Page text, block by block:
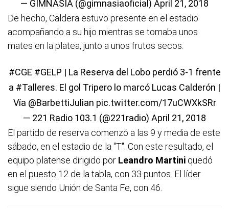
— GIMNASIA (@gimnasiaoficial) April 21, 2018
De hecho, Caldera estuvo presente en el estadio
acompañando a su hijo mientras se tomaba unos
mates en la platea, junto a unos frutos secos.
#CGE #GELP | La Reserva del Lobo perdió 3-1 frente
a #Talleres. El gol Tripero lo marcó Lucas Calderón |
Vía @BarbettiJulian pic.twitter.com/17uCWXkSRr
— 221 Radio 103.1 (@221radio) April 21, 2018
El partido de reserva comenzó a las 9 y media de este
sábado, en el estadio de la "T". Con este resultado, el
equipo platense dirigido por Leandro Martini quedó
en el puesto 12 de la tabla, con 33 puntos. El líder
sigue siendo Unión de Santa Fe, con 46.